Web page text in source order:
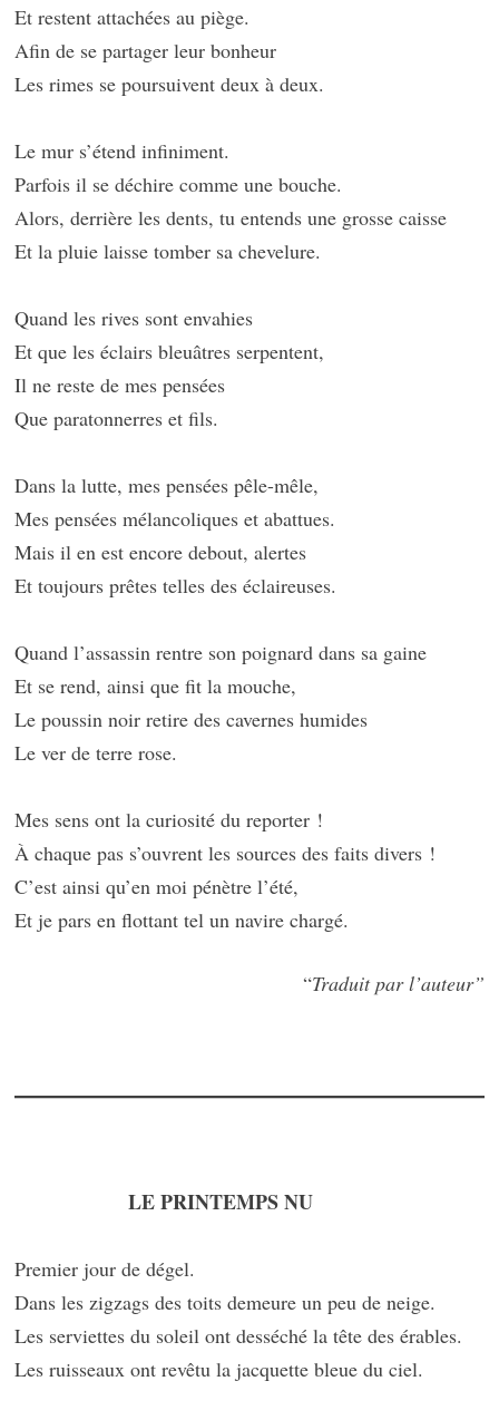
Et restent attachées au piège.
Afin de se partager leur bonheur
Les rimes se poursuivent deux à deux.
Le mur s’étend infiniment.
Parfois il se déchire comme une bouche.
Alors, derrière les dents, tu entends une grosse caisse
Et la pluie laisse tomber sa chevelure.
Quand les rives sont envahies
Et que les éclairs bleuâtres serpentent,
Il ne reste de mes pensées
Que paratonnerres et fils.
Dans la lutte, mes pensées pêle-mêle,
Mes pensées mélancoliques et abattues.
Mais il en est encore debout, alertes
Et toujours prêtes telles des éclaireuses.
Quand l’assassin rentre son poignard dans sa gaine
Et se rend, ainsi que fit la mouche,
Le poussin noir retire des cavernes humides
Le ver de terre rose.
Mes sens ont la curiosité du reporter !
À chaque pas s’ouvrent les sources des faits divers !
C’est ainsi qu’en moi pénètre l’été,
Et je pars en flottant tel un navire chargé.
“Traduit par l’auteur”
LE PRINTEMPS NU
Premier jour de dégel.
Dans les zigzags des toits demeure un peu de neige.
Les serviettes du soleil ont desséché la tête des érables.
Les ruisseaux ont revêtu la jacquette bleue du ciel.